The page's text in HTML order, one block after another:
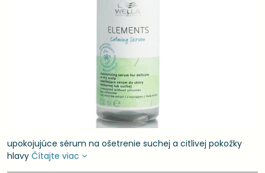
upokojujúce sérum na ošetrenie suchej a citlivej pokožky
hlavy Čítajte viac